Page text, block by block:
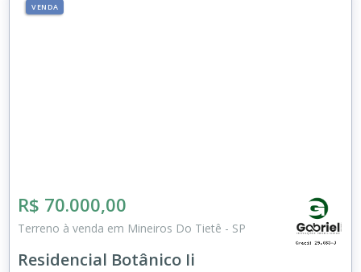
VENDA
R$ 70.000,00
Terreno à venda em Mineiros Do Tietê - SP
Residencial Botânico Ii